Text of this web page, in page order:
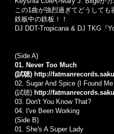
この1曲が強烈過ぎてどうしても
鉄板中の鉄板！！
DJ DDT-Tropicana & DJ TKG『
(Side A)
01. Never Too Much
(試聴) http://
02. Sugar And Spice (I Found Me
(試聴) http://
03. Don't You Know That?
04. I've Been Working
(Side B)
01. She's A Super Lady